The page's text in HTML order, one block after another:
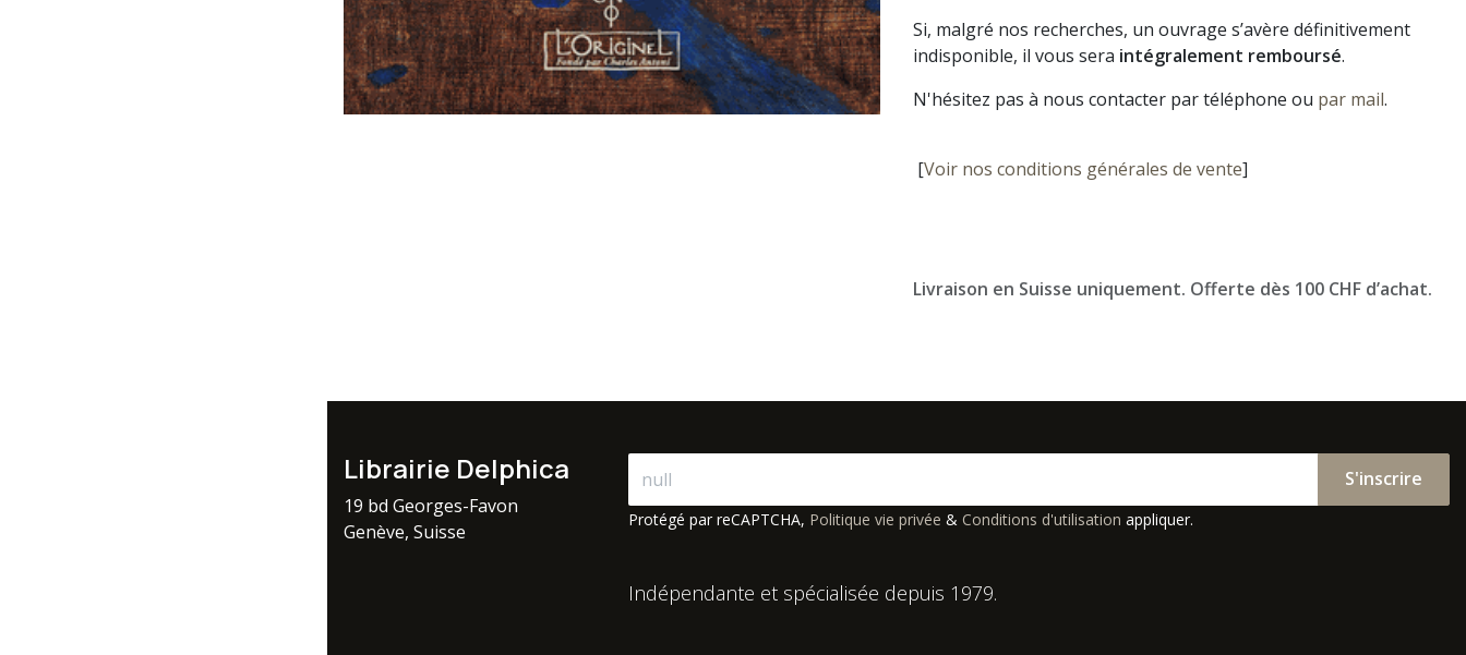
Si, malgré nos recherches, un ouvrage s’avère définitivement
indisponible, il vous sera intégralement remboursé.
N'hésitez pas à nous contacter par téléphone ou par mail.
[Voir nos conditions générales de vente]
Livraison en Suisse uniquement. Offerte dès 100 CHF d’achat.
Librairie Delphica
19 bd Georges-Favon
Genève, Suisse
S'inscrire
Protégé par reCAPTCHA, Politique vie privée & Conditions d'utilisation appliquer.
Indépendante et spécialisée depuis 1979.